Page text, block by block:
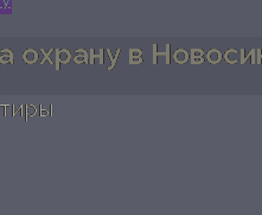
охрану в